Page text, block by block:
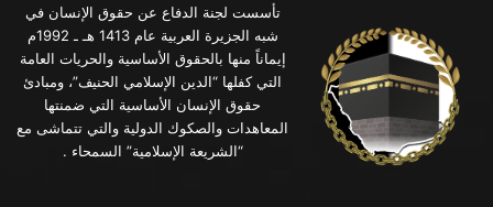
تأسست لجنة الدفاع عن حقوق الإنسان في
شبه الجزيرة العربية عام 1413 هـ ـ 1992م
إيماناً منها بالحقوق الأساسية والحريات العامة
التي كفلها “الدين الإسلامي الحنيف”، ومبادئ
حقوق الإنسان الأساسية التي ضمنتها
المعاهدات والصكوك الدولية والتي تتماشى مع
“الشريعة الإسلامية” السمحاء .